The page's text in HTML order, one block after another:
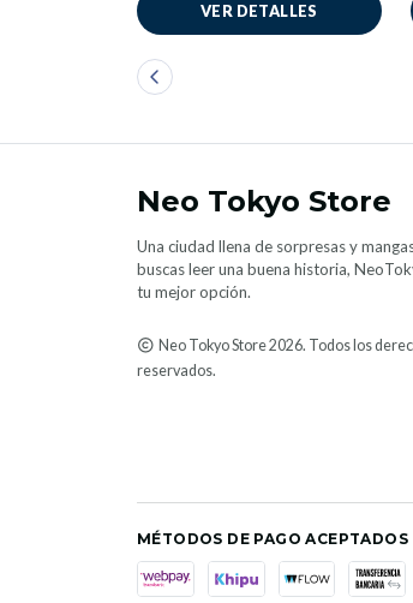
VER DETALLES
Neo Tokyo Store
Una ciudad llena de sorpresas y
buscas leer una buena historia,
tu mejor opción.
Neo Tokyo Store 2026. Todos los
reservados.
MÉTODOS DE PAGO ACEPTADOS